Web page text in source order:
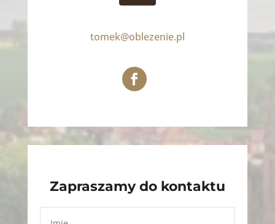
tomek@oblezenie.pl
Zapraszamy do kontaktu